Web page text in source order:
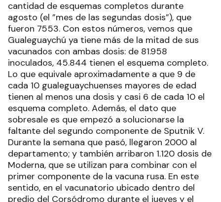
cantidad de esquemas completos durante
agosto (el ”mes de las segundas dosis”), que
fueron 7553. Con estos números, vemos que
Gualeguaychú ya tiene más de la mitad de sus
vacunados con ambas dosis: de 81.958
inoculados, 45.844 tienen el esquema completo.
Lo que equivale aproximadamente a que 9 de
cada 10 gualeguaychuenses mayores de edad
tienen al menos una dosis y casi 6 de cada 10 el
esquema completo. Además, el dato que
sobresale es que empezó a solucionarse la
faltante del segundo componente de Sputnik V.
Durante la semana que pasó, llegaron 2000 al
departamento; y también arribaron 1.120 dosis de
Moderna, que se utilizan para combinar con el
primer componente de la vacuna rusa. En este
sentido, en el vacunatorio ubicado dentro del
predio del Corsódromo durante el jueves y el